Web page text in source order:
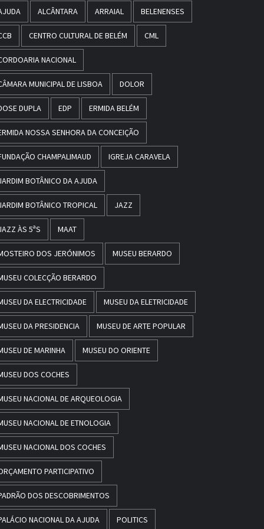
ALCÂNTARA ARRAIAL BELENENSES
CENTRO CULTURAL DE BELÉM CML
NACIONAL
MUNICIPAL DE LISBOA DOLOR
DUPLA EDP ERMIDA BELÉM
NOSSA SENHORA DA CONCEIÇÃO
CHAMPALIMAUD IGREJA CARAVELA
BOTÂNICO DA AJUDA
BOTÂNICO TROPICAL JAZZ
ÀS 5ªS MAAT
DOS JERÓNIMOS MUSEU BERARDO
COLECÇÃO BERARDO
DA ELECTRICIDADE MUSEU DA ELETRICIDADE
DA PRESIDENCIA MUSEU DE ARTE POPULAR
DE MARINHA MUSEU DO ORIENTE
DOS COCHES
NACIONAL DE ARQUEOLOGIA
NACIONAL DE ETNOLOGIA
NACIONAL DOS COCHES
PARTICIPATIVO
DOS DESCOBRIMENTOS
NACIONAL DA AJUDA POLITICS